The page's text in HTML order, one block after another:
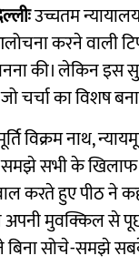
उच्चतम न्यायालय
करने वाली
​​की। लेकिन इस
चर्चा का विशष
विक्रम नाथ,
सभी के खिलाफ
करते हुए पीठ ने
मुवक्किल से
बिना सोचे-समझे